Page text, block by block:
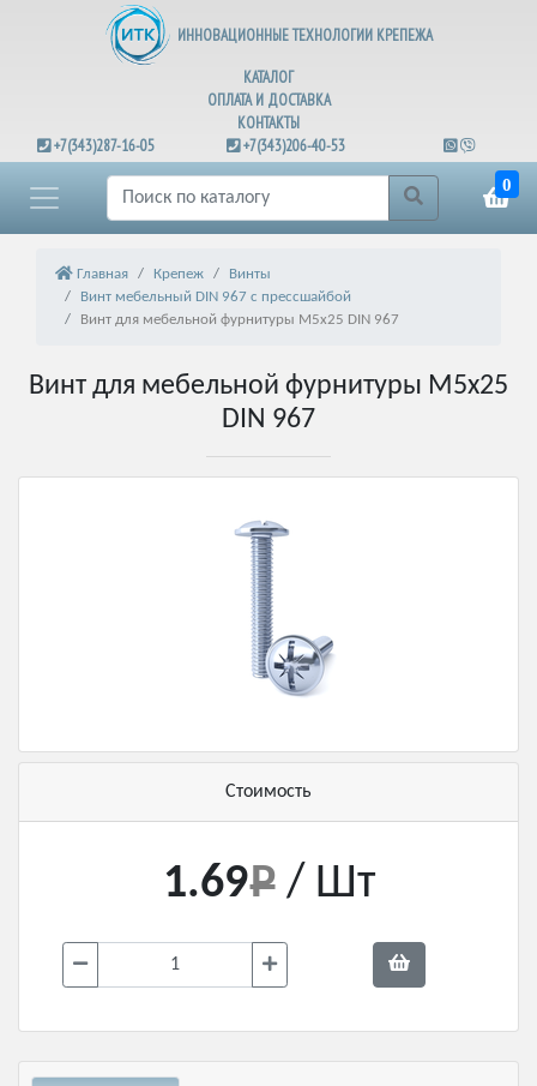
ИННОВАЦИОННЫЕ ТЕХНОЛОГИИ КРЕПЕЖА
КАТАЛОГ
ОПЛАТА И ДОСТАВКА
КОНТАКТЫ
+7(343)287-16-05
+7(343)206-40-53
0
Главная Крепеж
Винты
Винт мебельный DIN 967 с прессшайбой
Винт для мебельной фурнитуры М5х25 DIN 967
Винт для мебельной фурнитуры М5х25
DIN 967
Стоимость
1.69 / Шт